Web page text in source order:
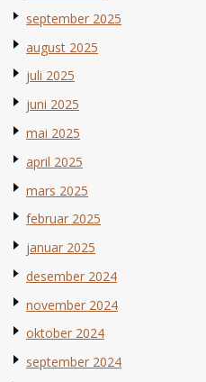
september 2025
august 2025
juli 2025
juni 2025
mai 2025
april 2025
mars 2025
februar 2025
januar 2025
desember 2024
november 2024
oktober 2024
september 2024